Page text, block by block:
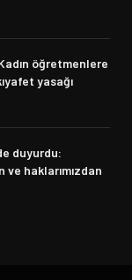
öğretmenlere
yasağı
duyurdu:
ve haklarımızdan